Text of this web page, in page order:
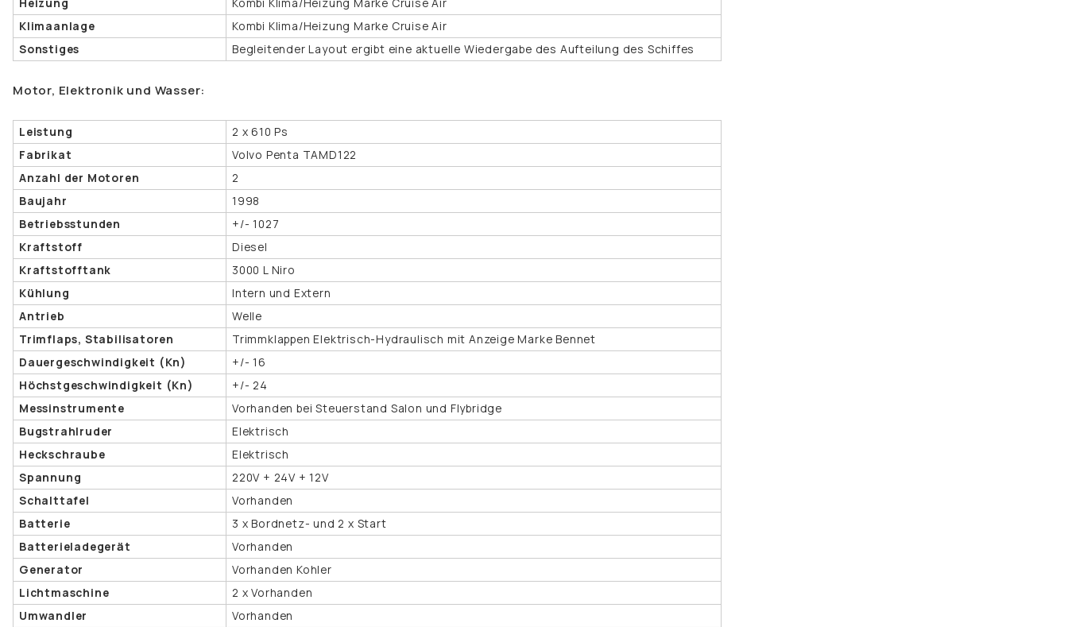
Klimaanlage
Kombi Klima/Heizung Marke Cruise Air
Sonstiges
Begleitender Layout ergibt eine aktuelle Wiedergabe des Aufteilung des Schiffes
Motor, Elektronik und Wasser:
Leistung
2 x 610 Ps
Fabrikat
Volvo Penta TAMD122
Anzahl der Motoren
2
Baujahr
1998
Betriebsstunden
+/- 1027
Kraftstoff
Diesel
Kraftstofftank
3000 L Niro
Kühlung
Intern und Extern
Antrieb
Welle
Trimflaps, Stabilisatoren
Trimmklappen Elektrisch-Hydraulisch mit Anzeige Marke Bennet
Dauergeschwindigkeit (Kn)
+/- 16
Höchstgeschwindigkeit (Kn)
+/- 24
Messinstrumente
Vorhanden bei Steuerstand Salon und Flybridge
Bugstrahlruder
Elektrisch
Heckschraube
Elektrisch
Spannung
220V + 24V + 12V
Schalttafel
Vorhanden
Batterie
3 x Bordnetz- und 2 x Start
Batterieladegerät
Vorhanden
Generator
Vorhanden Kohler
Lichtmaschine
2 x Vorhanden
Umwandler
Vorhanden